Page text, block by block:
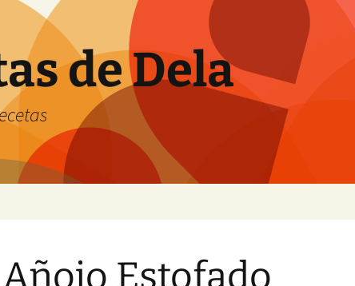
de Dela
Estofado